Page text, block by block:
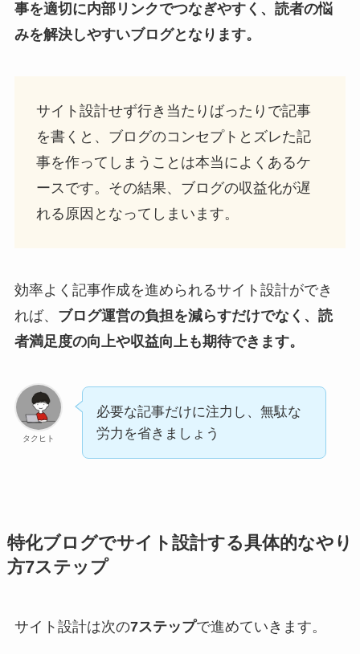
事を適切に内部リンクでつなぎやすく、読者の悩
みを解決しやすいブログとなります。
サイト設計せず行き当たりばったりで記事
を書くと、ブログのコンセプトとズレた記
事を作ってしまうことは本当によくあるケ
ースです。その結果、ブログの収益化が遅
れる原因となってしまいます。
効率よく記事作成を進められるサイト設計ができ
れば、 ブログ運営の負担を減らすだけでなく、読
者満足度の向上や収益向上も期待できます。
タクヒト
必要な記事だけに注力し、無駄な
労力を省きましょう
特化ブログでサイト設計する具体的なやり
方7ステップ
サイト設計は次の7ステップで進めていきます。